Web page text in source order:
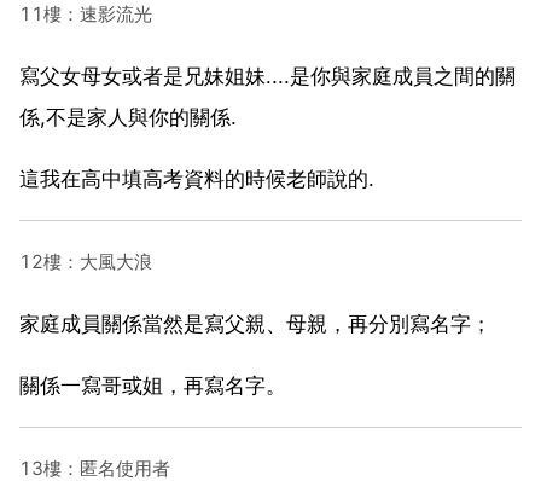
11樓：速影流光
寫父女母女或者是兄妹姐妹....是你與家庭成員之間的關
係,不是家人與你的關係.
這我在高中填高考資料的時候老師說的.
12樓：大風大浪
家庭成員關係當然是寫父親、母親，再分別寫名字；
關係一寫哥或姐，再寫名字。
13樓：匿名使用者